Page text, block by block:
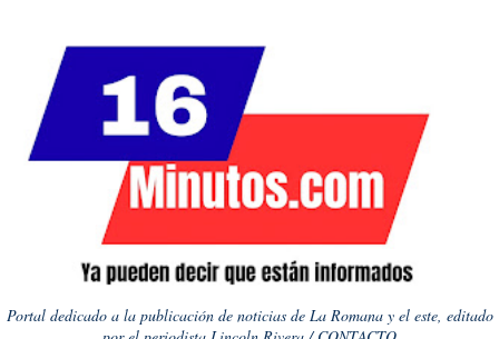
Portal dedicado a la publicación de noticias de La Romana y el este, editado